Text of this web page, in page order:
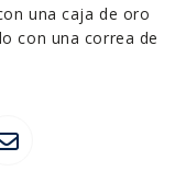
una caja de oro
con una correa de